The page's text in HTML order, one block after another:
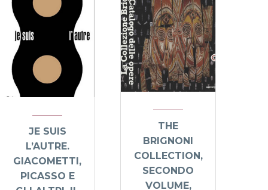
JE SUIS
L’AUTRE.
GIACOMETTI,
PICASSO E
THE
BRIGNONI
COLLECTION,
SECONDO
VOLUME,